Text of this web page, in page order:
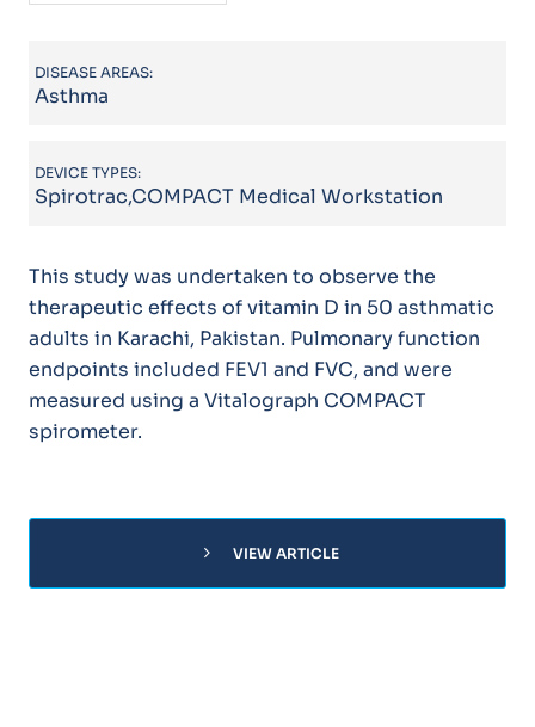
DISEASE AREAS:
Asthma
DEVICE TYPES:
Spirotrac,COMPACT Medical Workstation
This study was undertaken to observe the
therapeutic effects of vitamin D in 50 asthmatic
adults in Karachi, Pakistan. Pulmonary function
endpoints included FEV1 and FVC, and were
measured using a Vitalograph COMPACT
spirometer.
chevron_right VIEW ARTICLE